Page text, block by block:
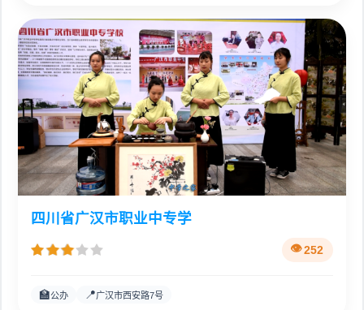
四川省广汉市职业中专学
252
🏫公办 📍广汉市西安路7号